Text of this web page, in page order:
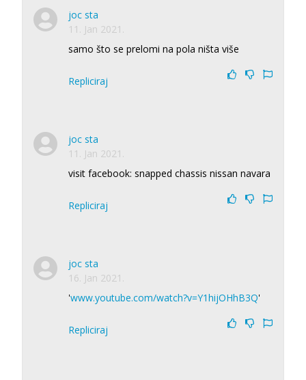
joc sta
11. Jan 2021.
samo što se prelomi na pola ništa više
Repliciraj
joc sta
11. Jan 2021.
visit facebook: snapped chassis nissan navara
Repliciraj
joc sta
16. Jan 2021.
'www.youtube.com/watch?v=Y1hijOHhB3Q'
Repliciraj